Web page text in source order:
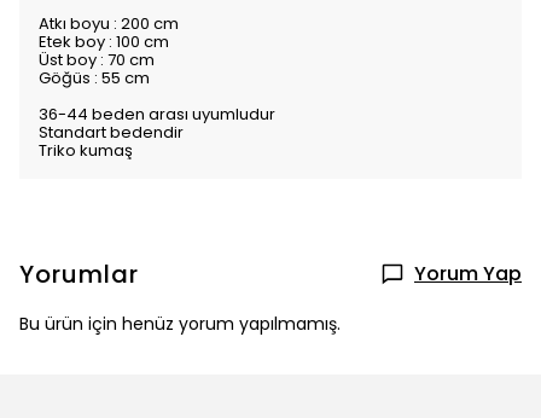
Atkı boyu : 200 cm
Etek boy : 100 cm
Üst boy : 70 cm
Göğüs : 55 cm
36-44 beden arası uyumludur
Standart bedendir
Triko kumaş
Yorumlar Yorum Yap
Bu ürün için henüz yorum yapılmamış.